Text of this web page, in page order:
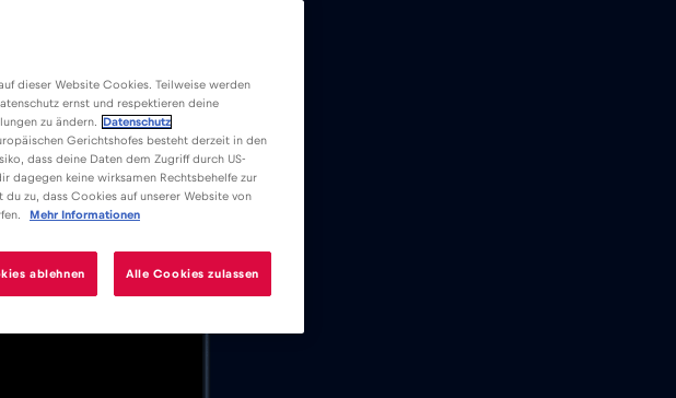
dieser Website Cookies. Teilweise werden
ernst und respektieren deine
zu ändern.
Datenschutz
Gerichtshofes besteht derzeit in den
dass deine Daten dem Zugriff durch US-
dagegen keine wirksamen Rechtsbehelfe zur
zu, dass Cookies auf unserer Website von
Mehr Informationen
ablehnen Alle Cookies zulassen